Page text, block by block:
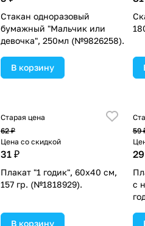
Стакан одноразовый
бумажный "Мальчик или
девочка", 250мл (№9826258).
В корзину
Старая цена
62 ₽
Цена со скидкой
31 ₽
Плакат "1 годик", 60х40 см,
157 гр. (№1818929).
В корзину
59
с